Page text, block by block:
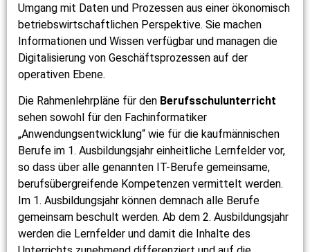
Umgang mit Daten und Prozessen aus einer ökonomisch
betriebswirtschaftlichen Perspektive. Sie machen
Informationen und Wissen verfügbar und managen die
Digitalisierung von Geschäftsprozessen auf der
operativen Ebene.
Die Rahmenlehrpläne für den Berufsschulunterricht
sehen sowohl für den Fachinformatiker
„Anwendungsentwicklung“ wie für die kaufmännischen
Berufe im 1. Ausbildungsjahr einheitliche Lernfelder vor,
so dass über alle genannten IT-Berufe gemeinsame,
berufsübergreifende Kompetenzen vermittelt werden.
Im 1. Ausbildungsjahr können demnach alle Berufe
gemeinsam beschult werden. Ab dem 2. Ausbildungsjahr
werden die Lernfelder und damit die Inhalte des